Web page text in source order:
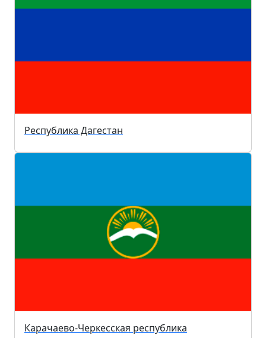
Республика Дагестан
Карачаево-Черкесская республика